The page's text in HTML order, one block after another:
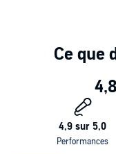
"Oublier le passé est-il
désespérément au
Un peu de nerfs,